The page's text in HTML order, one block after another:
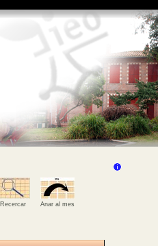
Recercar Anar al mes